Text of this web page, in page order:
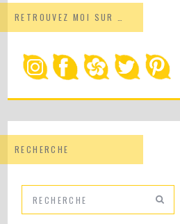
RETROUVEZ MOI SUR …
RECHERCHE